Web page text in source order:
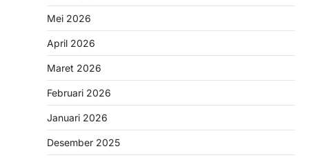
Mei 2026
April 2026
Maret 2026
Februari 2026
Januari 2026
Desember 2025